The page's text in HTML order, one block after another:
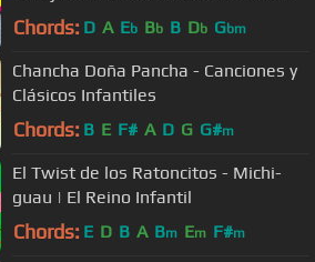
Chords: D A Eb Bb B Db Gbm
Chancha Doña Pancha - Canciones y
Clásicos Infantiles
Chords: B E F# A D G G#m
El Twist de los Ratoncitos - Michi-
guau | El Reino Infantil
Chords: E D B A Bm Em F#m